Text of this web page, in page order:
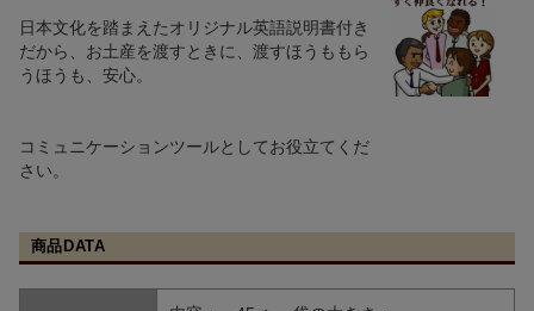
日本文化を踏まえたオリジナル英語説明書付き
だから、お土産を渡すときに、渡すほうももら
うほうも、安心。
コミュニケーションツールとしてお役立てくだ
さい。
商品DATA